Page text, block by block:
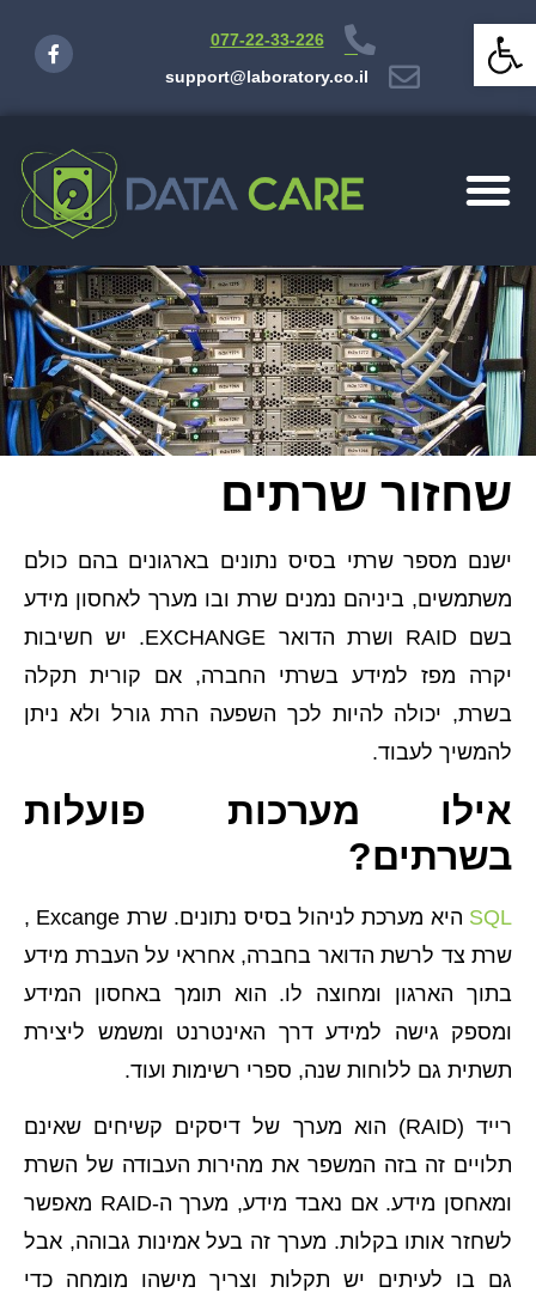
פתח סרגל נגישות
077-22-33-226
support@laboratory.co.il
שחזור שרתים
ישנם מספר שרתי בסיס נתונים בארגונים בהם כולם
משתמשים, ביניהם נמנים שרת ובו מערך לאחסון מידע
בשם RAID ושרת הדואר EXCHANGE. יש חשיבות
יקרה מפז למידע בשרתי החברה, אם קורית תקלה
בשרת, יכולה להיות לכך השפעה הרת גורל ולא ניתן
להמשיך לעבוד.
אילו מערכות פועלות
בשרתים?
SQL
היא מערכת לניהול בסיס נתונים. שרת Excange ,
שרת צד לרשת הדואר בחברה, אחראי על העברת מידע
בתוך הארגון ומחוצה לו. הוא תומך באחסון המידע
ומספק גישה למידע דרך האינטרנט ומשמש ליצירת
תשתית גם ללוחות שנה, ספרי רשימות ועוד.
רייד (RAID) הוא מערך של דיסקים קשיחים שאינם
תלויים זה בזה המשפר את מהירות העבודה של השרת
ומאחסן מידע. אם נאבד מידע, מערך ה-RAID מאפשר
לשחזר אותו בקלות. מערך זה בעל אמינות גבוהה, אבל
גם בו לעיתים יש תקלות וצריך מישהו מומחה כדי